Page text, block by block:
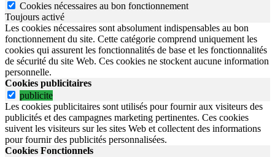
Cookies nécessaires au bon fonctionnement
Toujours activé
Les cookies nécessaires sont absolument indispensables au bon
fonctionnement du site. Cette catégorie comprend uniquement les
cookies qui assurent les fonctionnalités de base et les fonctionnalités
de sécurité du site Web. Ces cookies ne stockent aucune information
personnelle.
Cookies publicitaires
publicite
Les cookies publicitaires sont utilisés pour fournir aux visiteurs des
publicités et des campagnes marketing pertinentes. Ces cookies
suivent les visiteurs sur les sites Web et collectent des informations
pour fournir des publicités personnalisées.
Cookies Fonctionnels